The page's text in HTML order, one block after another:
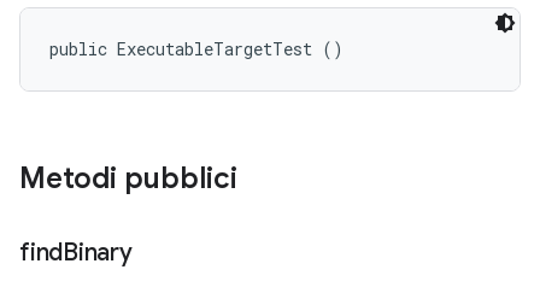
public ExecutableTargetTest ()
Metodi pubblici
findBinary